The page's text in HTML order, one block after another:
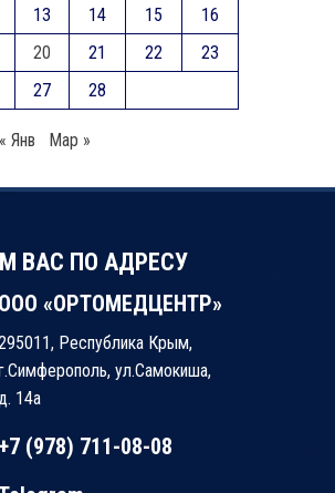
13 14 15
16
20 21 22
23
27 28
« Янв Мар »
ВАС ПО АДРЕСУ
ООО «ОРТОМЕДЦЕНТР»
Республика Крым,
ул.Самокиша,
14а
+7 (978) 711-08-08